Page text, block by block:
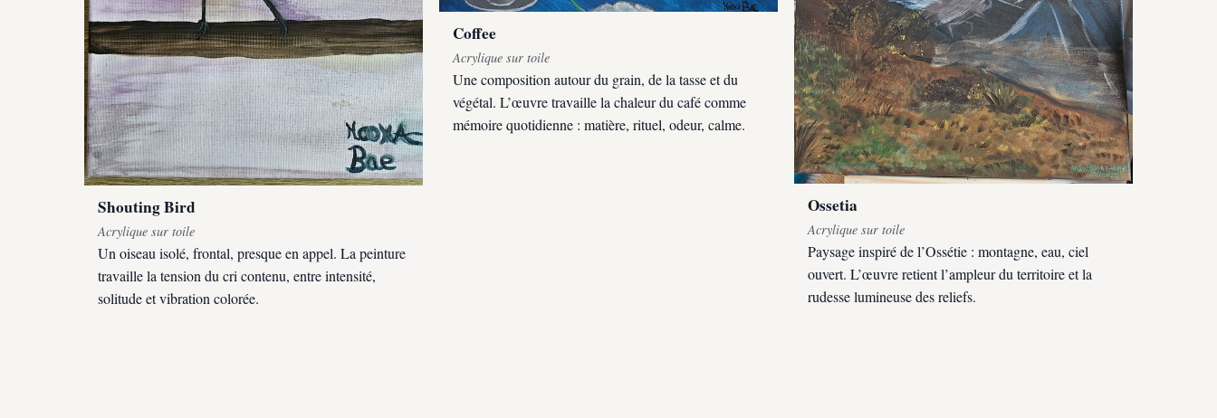
Shouting Bird
Acrylique sur toile
Un oiseau isolé, frontal, presque en appel. La peinture
travaille la tension du cri contenu, entre intensité,
solitude et vibration colorée.
Coffee
Acrylique sur toile
Une composition autour du grain, de la tasse et du
végétal. L’œuvre travaille la chaleur du café comme
mémoire quotidienne : matière, rituel, odeur, calme.
Ossetia
Acrylique sur toile
Paysage inspiré de l’Ossétie : montagne, eau, ciel
ouvert. L’œuvre retient l’ampleur du territoire et la
rudesse lumineuse des reliefs.